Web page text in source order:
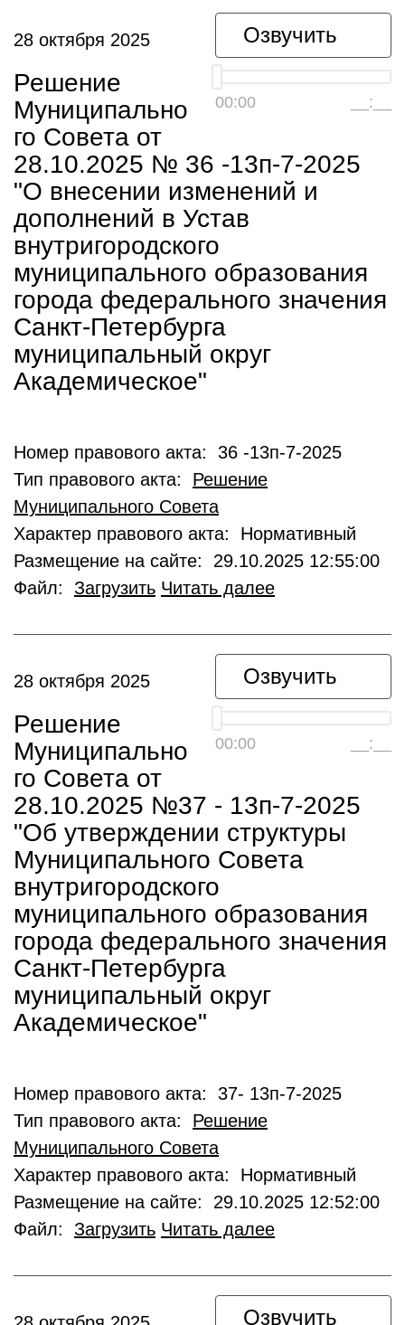
Озвучить
00:00 __:__
28 октября 2025
Решение
Муниципально
го Совета от
28.10.2025 № 36 -13п-7-2025
"О внесении изменений и
дополнений в Устав
внутригородского
муниципального образования
города федерального значения
Санкт-Петербурга
муниципальный округ
Академическое"
Номер правового акта: 36 -13п-7-2025
Тип правового акта: Решение
Муниципального Совета
Характер правового акта: Нормативный
Размещение на сайте: 29.10.2025 12:55:00
Файл: Загрузить Читать далее
Озвучить
00:00 __:__
28 октября 2025
Решение
Муниципально
го Совета от
28.10.2025 №37 - 13п-7-2025
"Об утверждении структуры
Муниципального Совета
внутригородского
муниципального образования
города федерального значения
Санкт-Петербурга
муниципальный округ
Академическое"
Номер правового акта: 37- 13п-7-2025
Тип правового акта: Решение
Муниципального Совета
Характер правового акта: Нормативный
Размещение на сайте: 29.10.2025 12:52:00
Файл: Загрузить Читать далее
Озвучить